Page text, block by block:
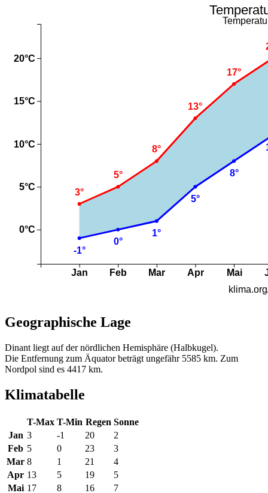
Geographische Lage
Dinant liegt auf der nördlichen Hemisphäre (Halbkugel).
Die Entfernung zum Äquator beträgt ungefähr 5585 km. Zum
Nordpol sind es 4417 km.
Klimatabelle
T-Max T-Min Regen Sonne
Jan 3 -1 20
2
Feb 5 0 23
3
Mar 8 1 21
4
Apr 13 5 19
5
Mai 17 8 16 7